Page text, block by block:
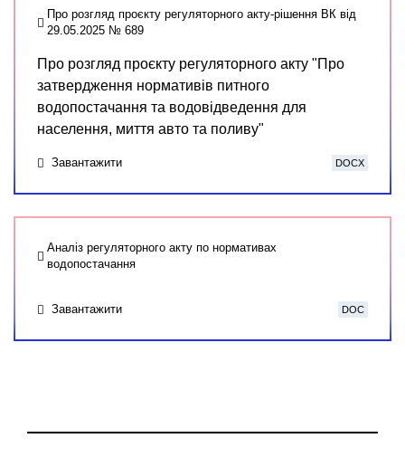
Про розгляд проєкту регуляторного акту-рішення ВК від
29.05.2025 № 689
Про розгляд проєкту регуляторного акту "Про
затвердження нормативів питного
водопостачання та водовідведення для
населення, миття авто та поливу"
Завантажити DOCX
Аналіз регуляторного акту по нормативах
водопостачання
Завантажити DOC